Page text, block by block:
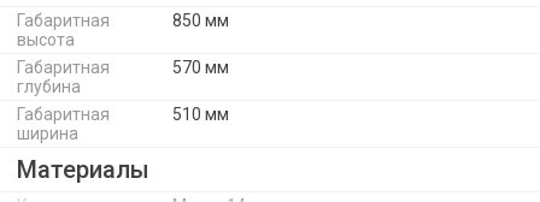
Габаритная
высота
850 мм
Габаритная
глубина
570 мм
Габаритная
ширина
510 мм
Материалы